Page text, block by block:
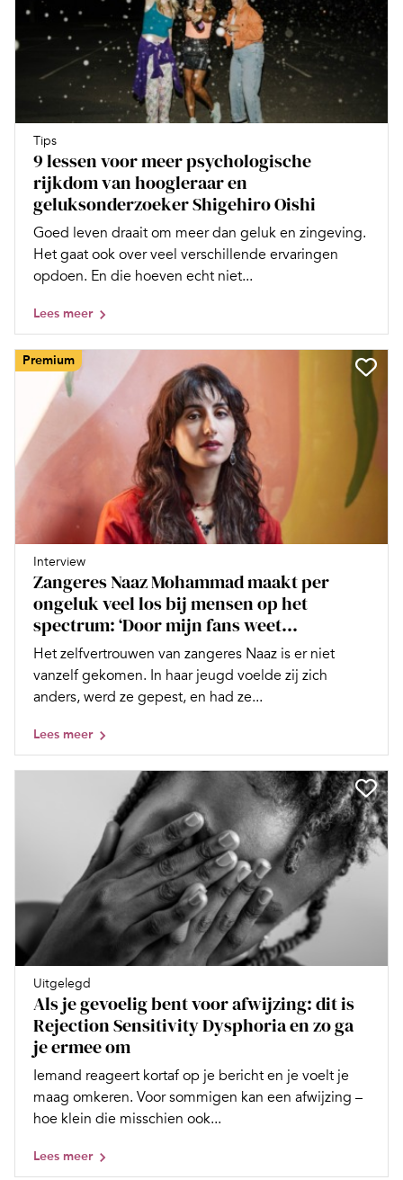
Tips
9 lessen voor meer psychologische
rijkdom van hoogleraar en
geluksonderzoeker Shigehiro Oishi
Goed leven draait om meer dan geluk en zingeving.
Het gaat ook over veel verschillende ervaringen
opdoen. En die hoeven echt niet...
Lees meer
Premium
Interview
Zangeres Naaz Mohammad maakt per
ongeluk veel los bij mensen op het
spectrum: ‘Door mijn fans weet...
Het zelfvertrouwen van zangeres Naaz is er niet
vanzelf gekomen. In haar jeugd voelde zij zich
anders, werd ze gepest, en had ze...
Lees meer
Uitgelegd
Als je gevoelig bent voor afwijzing: dit is
Rejection Sensitivity Dysphoria en zo ga
je ermee om
Iemand reageert kortaf op je bericht en je voelt je
maag omkeren. Voor sommigen kan een afwijzing –
hoe klein die misschien ook...
Lees meer